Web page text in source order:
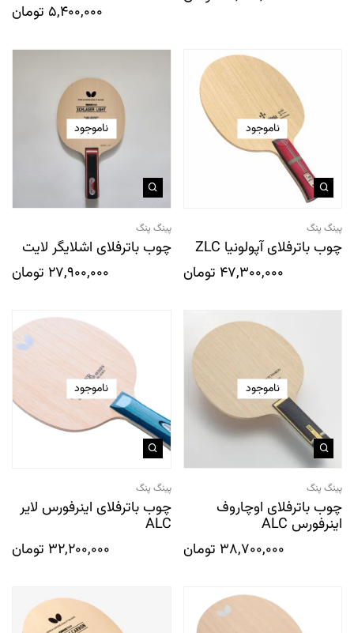
5,400,000 تومان
ناموجود
پینگ پنگ
چوب باترفلای آپولونیا ZLC
47,300,000 تومان
ناموجود
پینگ پنگ
چوب باترفلای اشلایگر لایت
27,900,000 تومان
ناموجود
پینگ پنگ
چوب باترفلای اوچاروف
اینرفورس ALC
38,700,000 تومان
ناموجود
پینگ پنگ
چوب باترفلای اینرفورس لایر
ALC
32,200,000 تومان